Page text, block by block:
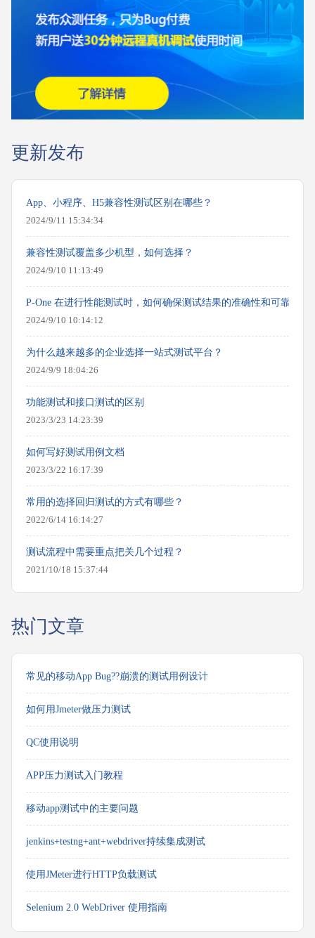
更新发布
App、小程序、H5兼容性测试区别在哪些？
2024/9/11 15:34:34
兼容性测试覆盖多少机型，如何选择？
2024/9/10 11:13:49
P-One 在进行性能测试时，如何确保测试结果的准确性和可靠性？
2024/9/10 10:14:12
为什么越来越多的企业选择一站式测试平台？
2024/9/9 18:04:26
功能测试和接口测试的区别
2023/3/23 14:23:39
如何写好测试用例文档
2023/3/22 16:17:39
常用的选择回归测试的方式有哪些？
2022/6/14 16:14:27
测试流程中需要重点把关几个过程？
2021/10/18 15:37:44
热门文章
常见的移动App Bug??崩溃的测试用例设计
如何用Jmeter做压力测试
QC使用说明
APP压力测试入门教程
移动app测试中的主要问题
jenkins+testng+ant+webdriver持续集成测试
使用JMeter进行HTTP负载测试
Selenium 2.0 WebDriver 使用指南